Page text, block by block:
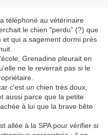
téléphoné au vétérinaire
le chien "perdu" (?) que
qui a sagement dormi près
Grenadine pleurait en
ne le reverrait pas si le
c'est un chien très doux,
aussi parce que la petite
à lui que la brave bête
allée à la SPA pour vérifier si